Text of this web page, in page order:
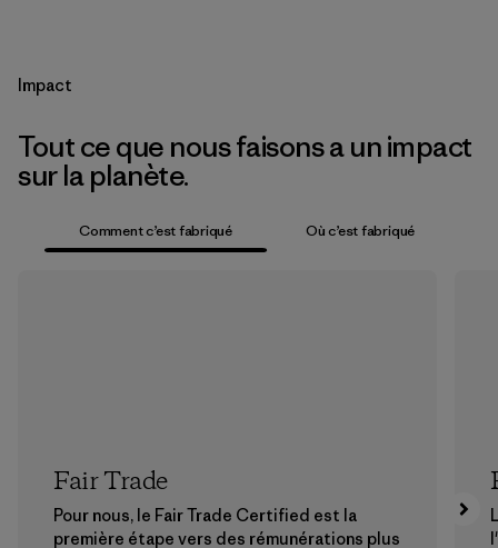
Impact
Tout ce que nous faisons a un impact
sur la planète.
Comment c’est fabriqué Où c’est fabriqué
Fair Trade
Pour nous, le Fair Trade Certified est la
première étape vers des rémunérations plus